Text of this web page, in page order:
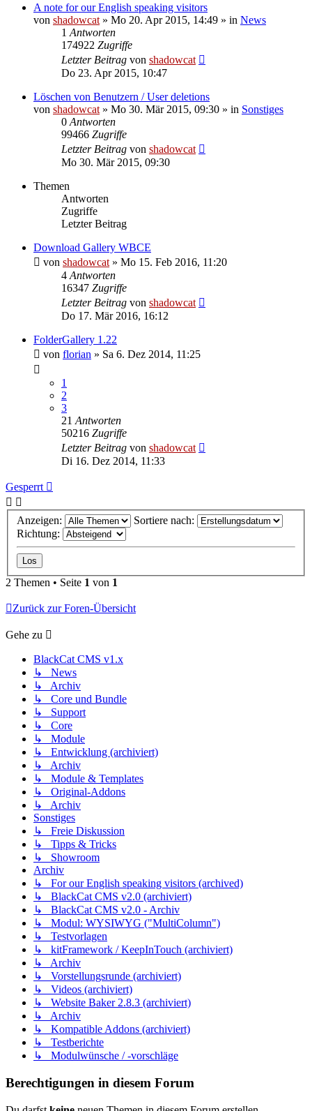
A note for our English speaking visitors
von shadowcat » Mo 20. Apr 2015, 14:49 » in News
1 Antworten
174922 Zugriffe
Letzter Beitrag von shadowcat
Do 23. Apr 2015, 10:47
Löschen von Benutzern / User deletions
von shadowcat » Mo 30. Mär 2015, 09:30 » in Sonstiges
0 Antworten
99466 Zugriffe
Letzter Beitrag von shadowcat
Mo 30. Mär 2015, 09:30
Themen
Antworten
Zugriffe
Letzter Beitrag
Download Gallery WBCE
von shadowcat » Mo 15. Feb 2016, 11:20
4 Antworten
16347 Zugriffe
Letzter Beitrag von shadowcat
Do 17. Mär 2016, 16:12
FolderGallery 1.22
von florian » Sa 6. Dez 2014, 11:25
1
2
3
21 Antworten
50216 Zugriffe
Letzter Beitrag von shadowcat
Di 16. Dez 2014, 11:33
Gesperrt
Anzeigen:
Sortiere nach:
Richtung:
2 Themen • Seite 1 von 1
Zurück zur Foren-Übersicht
Gehe zu
BlackCat CMS v1.x
↳ News
↳ Archiv
↳ Core und Bundle
↳ Support
↳ Core
↳ Module
↳ Entwicklung (archiviert)
↳ Archiv
↳ Module & Templates
↳ Original-Addons
↳ Archiv
Sonstiges
↳ Freie Diskussion
↳ Tipps & Tricks
↳ Showroom
Archiv
↳ For our English speaking visitors (archived)
↳ BlackCat CMS v2.0 (archiviert)
↳ BlackCat CMS v2.0 - Archiv
↳ Modul: WYSIWYG ("MultiColumn")
↳ Testvorlagen
↳ kitFramework / KeepInTouch (archiviert)
↳ Archiv
↳ Vorstellungsrunde (archiviert)
↳ Videos (archiviert)
↳ Website Baker 2.8.3 (archiviert)
↳ Archiv
↳ Kompatible Addons (archiviert)
↳ Testberichte
↳ Modulwünsche / -vorschläge
Berechtigungen in diesem Forum